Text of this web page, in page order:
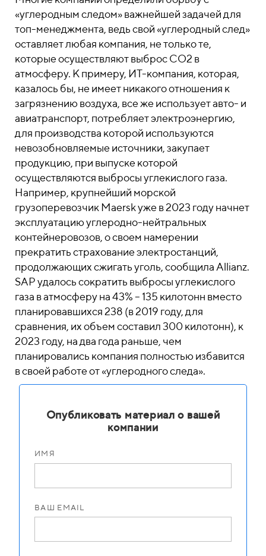
«углеродным следом» важнейшей задачей для
топ-менеджмента, ведь свой «углеродный след»
оставляет любая компания, не только те,
которые осуществляют выброс CO2 в
атмосферу. К примеру, ИТ-компания, которая,
казалось бы, не имеет никакого отношения к
загрязнению воздуха, все же использует авто- и
авиатранспорт, потребляет электроэнергию,
для производства которой используются
невозобновляемые источники, закупает
продукцию, при выпуске которой
осуществляются выбросы углекислого газа.
Например, крупнейший морской
грузоперевозчик Maersk уже в 2023 году начнет
эксплуатацию углеродно-нейтральных
контейнеровозов, о своем намерении
прекратить страхование электростанций,
продолжающих сжигать уголь, сообщила Allianz.
SAP удалось сократить выбросы углекислого
газа в атмосферу на 43% – 135 килотонн вместо
планировавшихся 238 (в 2019 году, для
сравнения, их объем составил 300 килотонн), к
2023 году, на два года раньше, чем
планировались компания полностью избавится
в своей работе от «углеродного следа».
Опубликовать материал о вашей
компании
ИМЯ
ВАШ EMAIL